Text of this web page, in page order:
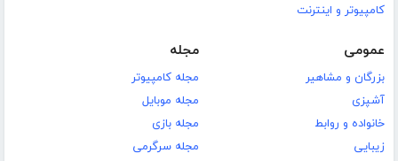
کامپیوتر و اینترنت
عمومی
بزرگان و مشاهیر
آشپزی
خانواده و روابط
زیبایی
مجله
مجله کامپیوتر
مجله موبایل
مجله بازی
مجله سرگرمی